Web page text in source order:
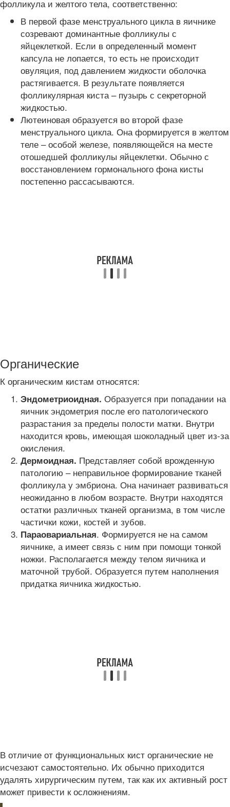
фолликула и желтого тела, соответственно:
В первой фазе менструального цикла в яичнике
созревают доминантные фолликулы с
яйцеклеткой. Если в определенный момент
капсула не лопается, то есть не происходит
овуляция, под давлением жидкости оболочка
растягивается. В результате появляется
фолликулярная киста – пузырь с секреторной
жидкостью.
Лютеиновая образуется во второй фазе
менструального цикла. Она формируется в желтом
теле – особой железе, появляющейся на месте
отошедшей фолликулы яйцеклетки. Обычно с
восстановлением гормонального фона кисты
постепенно рассасываются.
Органические
К органическим кистам относятся:
Эндометриоидная. Образуется при попадании на
яичник эндометрия после его патологического
разрастания за пределы полости матки. Внутри
находится кровь, имеющая шоколадный цвет из-за
окисления.
Дермоидная. Представляет собой врожденную
патологию – неправильное формирование тканей
фолликула у эмбриона. Она начинает развиваться
неожиданно в любом возрасте. Внутри находятся
остатки различных тканей организма, в том числе
частички кожи, костей и зубов.
Параовариальная. Формируется не на самом
яичнике, а имеет связь с ним при помощи тонкой
ножки. Располагается между телом яичника и
маточной трубой. Образуется путем наполнения
придатка яичника жидкостью.
В отличие от функциональных кист органические не
исчезают самостоятельно. Их обычно приходится
удалять хирургическим путем, так как их активный рост
может привести к осложнениям.